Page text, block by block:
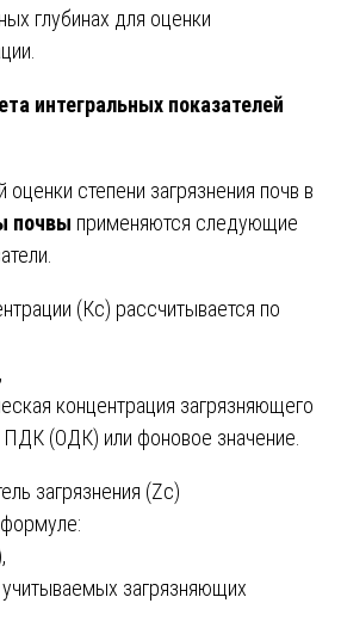
глубинах для оценки
интегральных показателей
оценки степени загрязнения почв в
почвы применяются следующие
(Кс) рассчитывается по
концентрация загрязняющего
(ОДК) или фоновое значение.
загрязнения (Zc)
загрязняющих